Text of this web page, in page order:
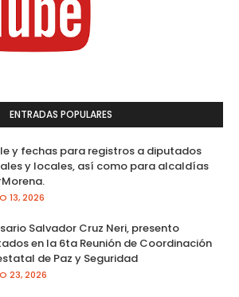
ENTRADAS POPULARES
y fechas para registros a diputados
y locales, así como para alcaldías
13, 2026
Salvador Cruz Neri, presento
en la 6ta Reunión de Coordinación
de Paz y Seguridad
23, 2026